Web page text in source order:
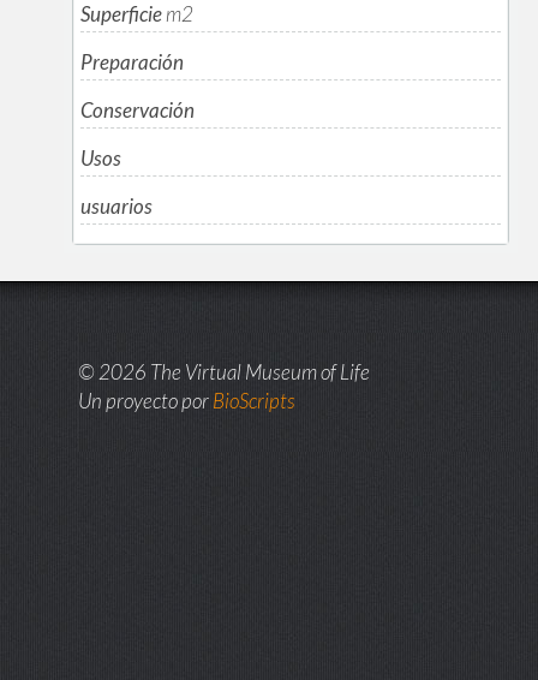
Superficiem2
Preparación
Conservación
Usos
usuarios
© 2026 The Virtual Museum of Life
Un proyecto porBioScripts